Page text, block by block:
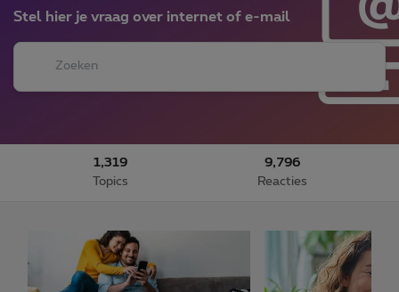
Stel hier je vraag over internet of e-mail
1,319
Topics
9,796
Reacties